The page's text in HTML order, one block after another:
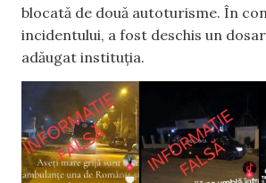
blocată de două autoturisme. În
incidentului, a fost deschis un
adăugat instituția.